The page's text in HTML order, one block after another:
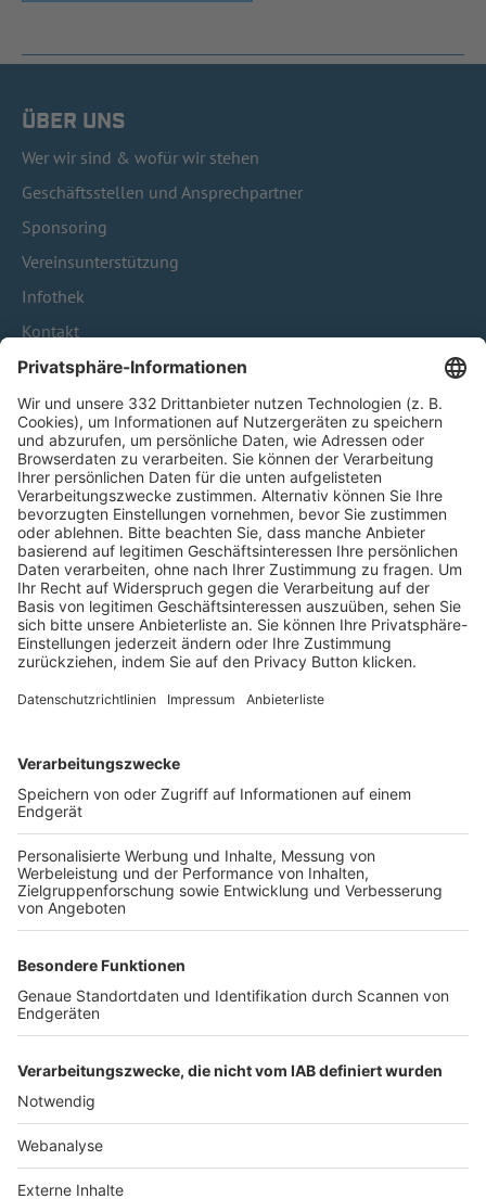
ÜBER UNS
Wer wir sind & wofür wir stehen
Geschäftsstellen und Ansprechpartner
Sponsoring
Vereinsunterstützung
Infothek
Kontakt
HÄUFIG BESUCHTE SEITEN
Pässe und Vereinswechsel
Trainerausbildung
Schulungsangebot Vereinsmitarbeiter
BFV-Geschäftsstellen
Trainerbörse
Login SpielPlus
FOLGE DEM BFV
TOP-VEREINE
TOP-PARTNER
Nutzungsbedingungen Datenschutz Impressum